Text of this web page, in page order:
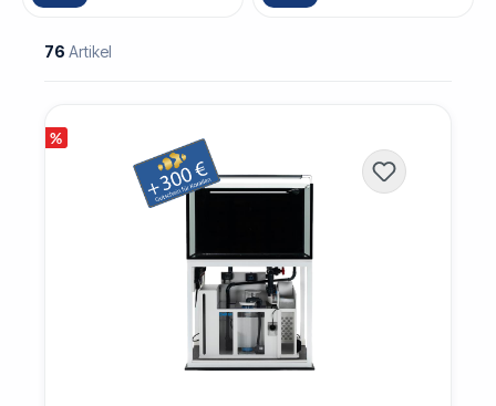
76 Artikel
%